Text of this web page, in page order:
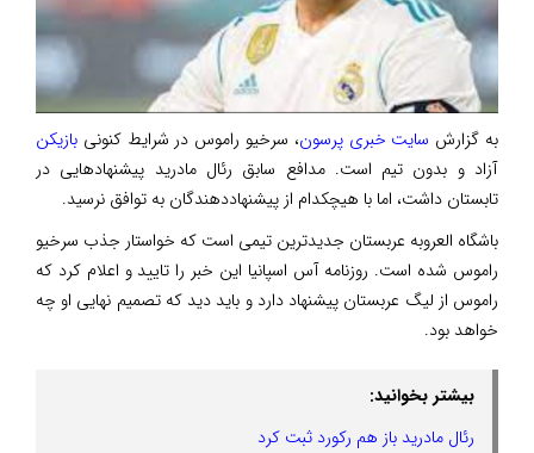
به گزارش سایت خبری پرسون، سرخیو راموس در شرایط کنونی بازیکن
آزاد و بدون تیم است. مدافع سابق رئال مادرید پیشنهاد‌هایی در
تابستان داشت، اما با هیچکدام از پیشنهاددهندگان به توافق نرسید.
باشگاه العروبه عربستان جدیدترین تیمی است که خواستار جذب سرخیو
راموس شده است. روزنامه آس اسپانیا این خبر را تایید و اعلام کرد که
راموس از لیگ عربستان پیشنهاد دارد و باید دید که تصمیم نهایی او چه
خواهد بود.
بیشتر بخوانید:
رئال مادرید باز هم رکورد ثبت کرد